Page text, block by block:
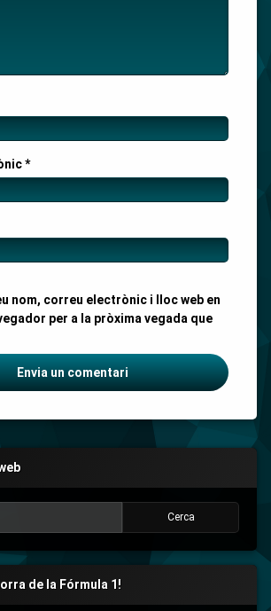
*
nom, correu electrònic i lloc web en
per a la pròxima vegada que
de la Fórmula 1!